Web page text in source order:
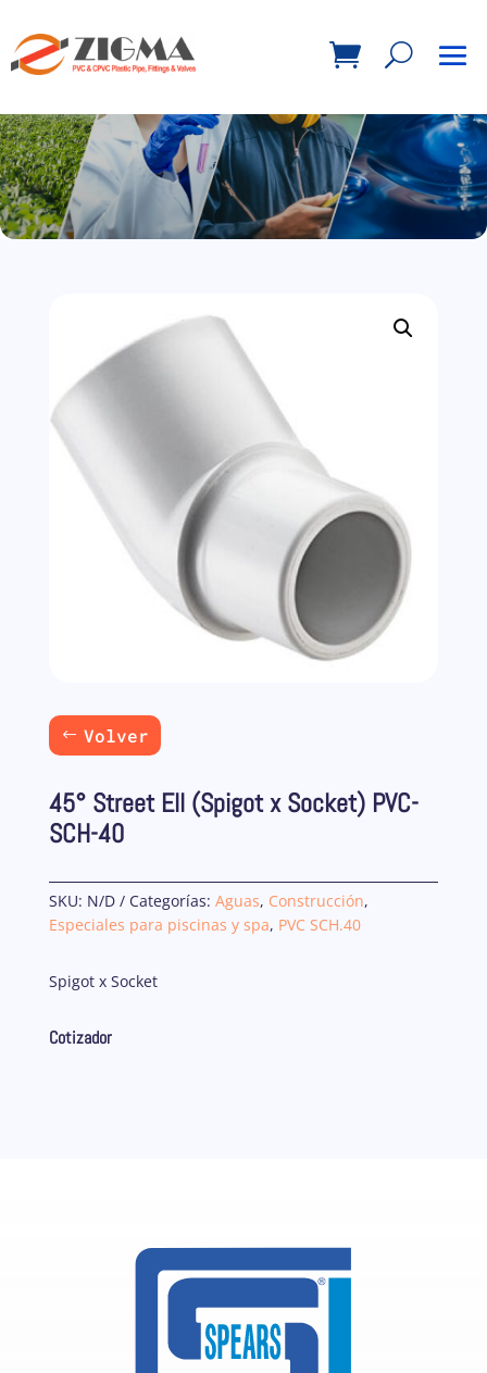
Volver
45° Street Ell (Spigot x Socket) PVC-
SCH-40
SKU: N/D Categorías: Aguas, Construcción,
Especiales para piscinas y spa, PVC SCH.40
Spigot x Socket
Cotizador